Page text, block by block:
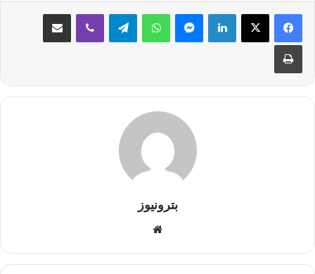
لينكدإن ماسنجر واتساب تيلقرام ڤايبر مشاركة عبر البريد
طباعة
بترونيوز